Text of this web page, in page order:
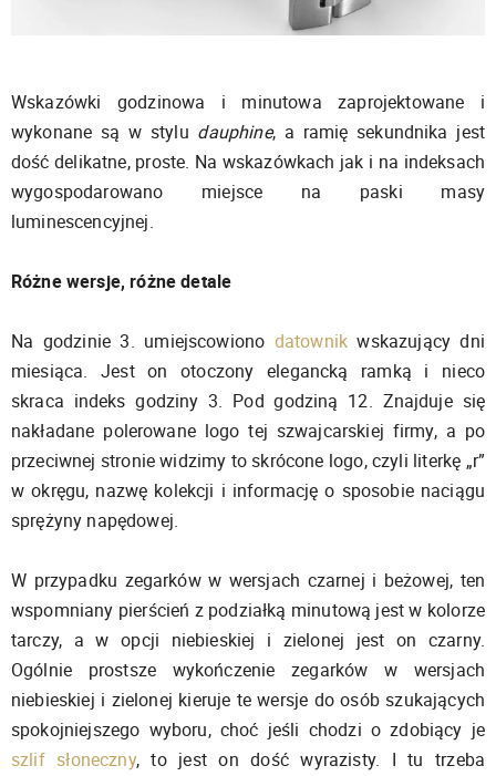
Wskazówki godzinowa i minutowa zaprojektowane i
wykonane są w stylu dauphine, a ramię sekundnika jest
dość delikatne, proste. Na wskazówkach jak i na indeksach
wygospodarowano miejsce na paski masy
luminescencyjnej.
Różne wersje, różne detale
Na godzinie 3. umiejscowiono datownik wskazujący dni
miesiąca. Jest on otoczony elegancką ramką i nieco
skraca indeks godziny 3. Pod godziną 12. Znajduje się
nakładane polerowane logo tej szwajcarskiej firmy, a po
przeciwnej stronie widzimy to skrócone logo, czyli literkę „r”
w okręgu, nazwę kolekcji i informację o sposobie naciągu
sprężyny napędowej.
W przypadku zegarków w wersjach czarnej i beżowej, ten
wspomniany pierścień z podziałką minutową jest w kolorze
tarczy, a w opcji niebieskiej i zielonej jest on czarny.
Ogólnie prostsze wykończenie zegarków w wersjach
niebieskiej i zielonej kieruje te wersje do osób szukających
spokojniejszego wyboru, choć jeśli chodzi o zdobiący je
szlif słoneczny, to jest on dość wyrazisty. I tu trzeba